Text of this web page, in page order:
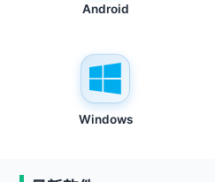
Android
Windows